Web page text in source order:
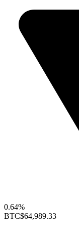
0.64%
BTC$64,989.33